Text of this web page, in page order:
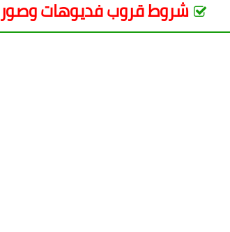
شروط قروب فديوهات وصور